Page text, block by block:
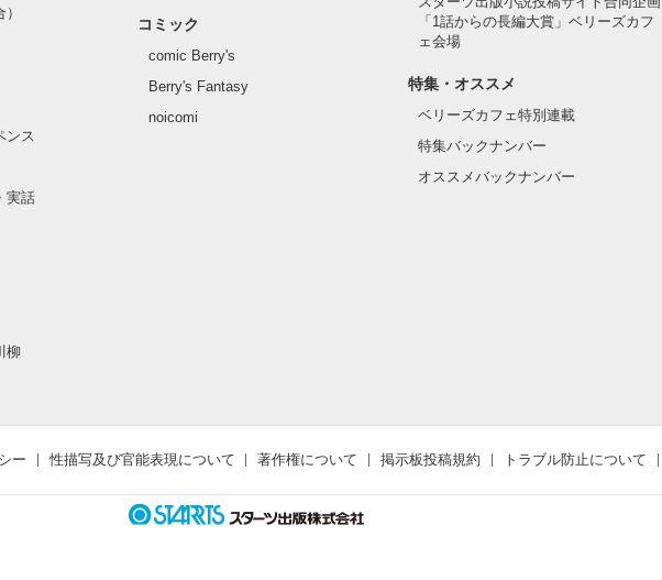
ンス
実話
柳
コミック
comic Berry's
Berry's Fantasy
noicomi
「1話からの長編大賞」ベリーズカフ
ェ会場
特集・オススメ
ベリーズカフェ特別連載
特集バックナンバー
オススメバックナンバー
ー 性描写及び官能表現について 著作権について 掲示板投稿規約 トラブル防止について